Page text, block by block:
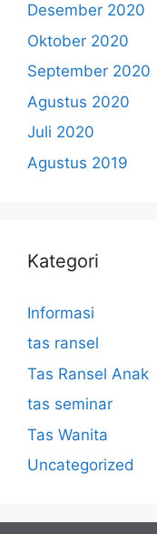
Desember 2020
Oktober 2020
September 2020
Agustus 2020
Juli 2020
Agustus 2019
Kategori
Informasi
tas ransel
Tas Ransel Anak
tas seminar
Tas Wanita
Uncategorized